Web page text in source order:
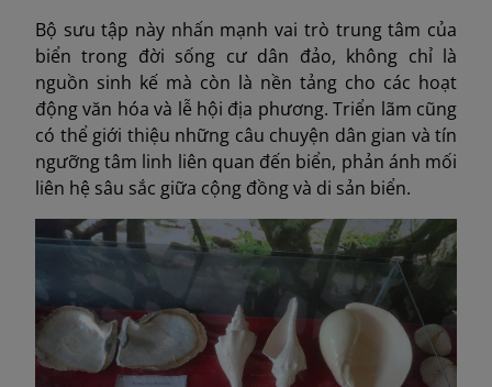
Bộ sưu tập này nhấn mạnh vai trò trung tâm của
biển trong đời sống cư dân đảo, không chỉ là
nguồn sinh kế mà còn là nền tảng cho các hoạt
động văn hóa và lễ hội địa phương. Triển lãm cũng
có thể giới thiệu những câu chuyện dân gian và tín
ngưỡng tâm linh liên quan đến biển, phản ánh mối
liên hệ sâu sắc giữa cộng đồng và di sản biển.